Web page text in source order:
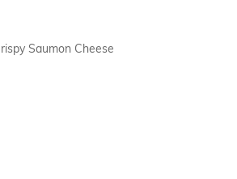
Saumon Cheese